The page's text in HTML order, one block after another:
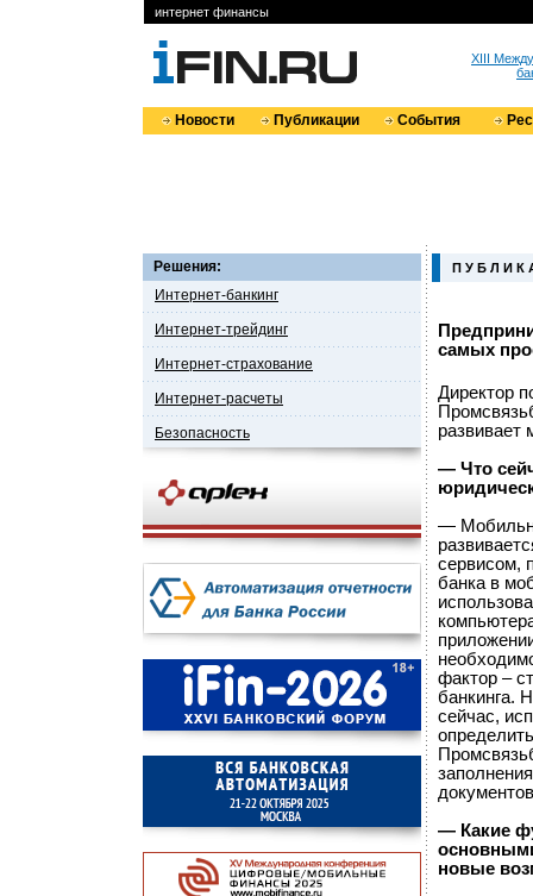
интернет финансы
XIII
Новости Публикации События
Решения:
Интернет-банкинг
Интернет-трейдинг
Интернет-страхование
Интернет-расчеты
Безопасность
П У Б Л И К
самых
Директор
развивает
— Что
—
сервисом,
банка в
фактор –
банкинга.
сейчас,
— Какие
новые